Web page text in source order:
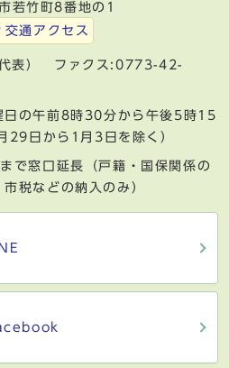
若竹町8番地の1
交通アクセス
代表） ファクス:0773-42-
の午前8時30分から午後5時15
29日から1月3日を除く）
で窓口延長（戸籍・国保関係の
税などの納入のみ）